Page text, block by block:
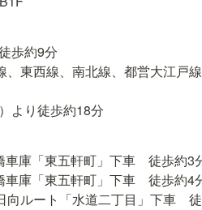
歩約9分
東西線、南北線、都営大江戸
より徒歩約18分
庫「東五軒町」下車　徒歩約3
庫「東五軒町」下車　徒歩約4
ルート「水道二丁目」下車　